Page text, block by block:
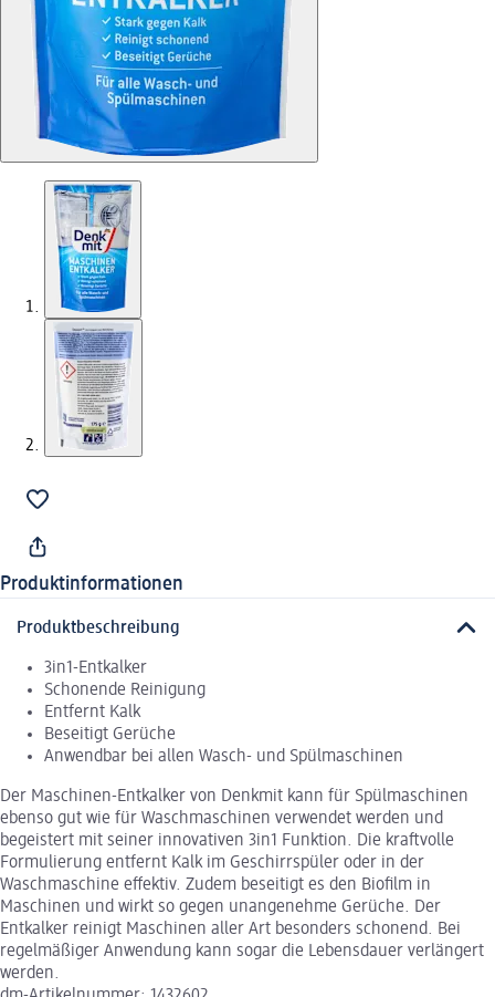
Produktinformationen
Produktbeschreibung
3in1-Entkalker
Schonende Reinigung
Entfernt Kalk
Beseitigt Gerüche
Anwendbar bei allen Wasch- und Spülmaschinen
Der Maschinen-Entkalker von Denkmit kann für Spülmaschinen
ebenso gut wie für Waschmaschinen verwendet werden und
begeistert mit seiner innovativen 3in1 Funktion. Die kraftvolle
Formulierung entfernt Kalk im Geschirrspüler oder in der
Waschmaschine effektiv. Zudem beseitigt es den Biofilm in
Maschinen und wirkt so gegen unangenehme Gerüche. Der
Entkalker reinigt Maschinen aller Art besonders schonend. Bei
regelmäßiger Anwendung kann sogar die Lebensdauer verlängert
werden.